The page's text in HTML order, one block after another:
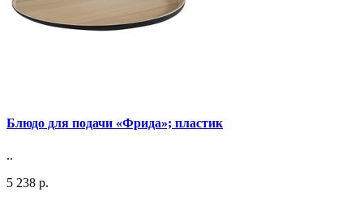
Блюдо для подачи «Фрида»; пластик
..
5 238 р.